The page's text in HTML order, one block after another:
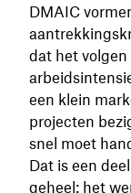
DMAIC
dat het
een klein
projecten
snel moet
Dat is een
geheel: het